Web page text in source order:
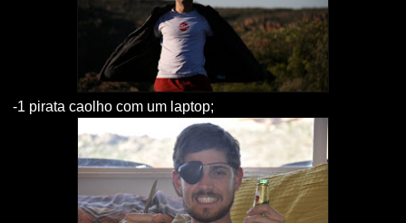
-1 pirata caolho com um laptop;